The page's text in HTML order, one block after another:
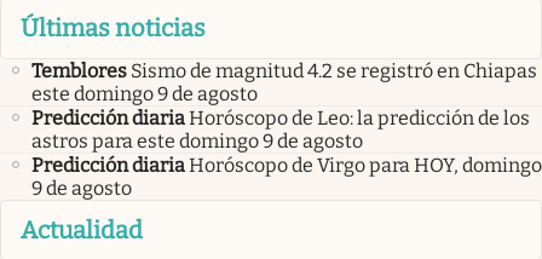
Últimas noticias
Temblores Sismo de magnitud 4.2 se registró en Chiapas
este domingo 9 de agosto
Predicción diariaHoróscopo de Leo: la predicción de los
astros para este domingo 9 de agosto
Predicción diariaHoróscopo de Virgo para HOY, domingo
9 de agosto
Actualidad